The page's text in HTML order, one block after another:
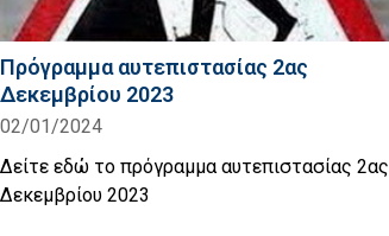
Πρόγραμμα αυτεπιστασίας 2ας
Δεκεμβρίου 2023
02/01/2024
Δείτε εδώ το πρόγραμμα αυτεπιστασίας 2ας
Δεκεμβρίου 2023